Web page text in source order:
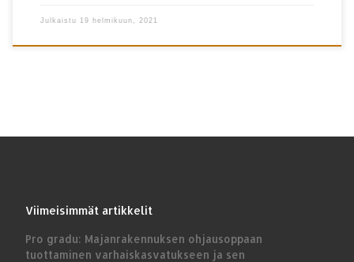
Julkaistu 19 helmikuun, 2021
Viimeisimmät artikkelit
Pro gradu: Majanrakennuksen ohjausoppaan
tuottaminen varhaiskasvatukseen ja sen